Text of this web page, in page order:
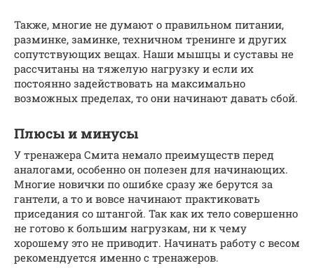
Также, многие не думают о правильном питании,
разминке, заминке, техничном тренинге и других
сопутствующих вещах. Наши мышцы и суставы не
рассчитаны на тяжелую нагрузку и если их
постоянно задействовать на максимально
возможных пределах, то они начинают давать сбой.
Плюсы и минусы
У тренажера Смита немало преимуществ перед
аналогами, особенно он полезен для начинающих.
Многие новички по ошибке сразу же берутся за
гантели, а то и вовсе начинают практиковать
приседания со штангой. Так как их тело совершенно
не готово к большим нагрузкам, ни к чему
хорошему это не приводит. Начинать работу с весом
рекомендуется именно с тренажеров.